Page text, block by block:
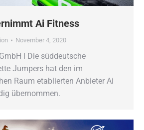
Ai Fitness
November 4, 2020
ǀ Die süddeutsche
Jumpers hat den im
Raum etablierten Anbieter Ai
übernommen.